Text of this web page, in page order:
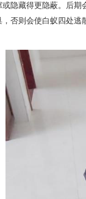
隐藏得更隐蔽。后
否则会使白蚁四处